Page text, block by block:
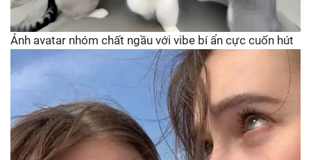
Ảnh avatar nhóm chất ngầu với vibe bí ẩn cực cuốn hút